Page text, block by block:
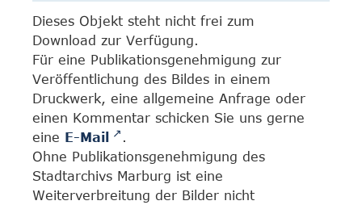
Dieses Objekt steht nicht frei zum
Download zur Verfügung.
Für eine Publikationsgenehmigung zur
Veröffentlichung des Bildes in einem
Druckwerk, eine allgemeine Anfrage oder
einen Kommentar schicken Sie uns gerne
eine E-Mail
.
Ohne Publikationsgenehmigung des
Stadtarchivs Marburg ist eine
Weiterverbreitung der Bilder nicht